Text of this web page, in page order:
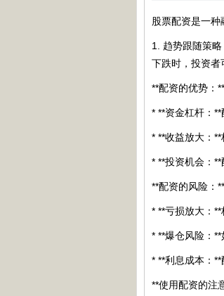
股票配资是一种
1. 趋势跟随策
下跌时，投资者
**配资的优势：**
* **资金杠杆：
* **收益放大：
* **投资机会：
**配资的风险：**
* **亏损放大：
* **爆仓风险：
* **利息成本：
**使用配资的注